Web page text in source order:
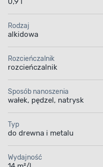
Rodzaj
alkidowa
Rozcieńczalnik
rozcieńczalnik
Sposób nanoszenia
wałek, pędzel, natrysk
Typ
do drewna i metalu
Wydajność